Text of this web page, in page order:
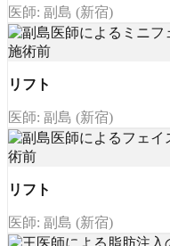
医師: 副島 (新宿)
リフト
医師: 副島 (新宿)
リフト
医師: 副島 (新宿)